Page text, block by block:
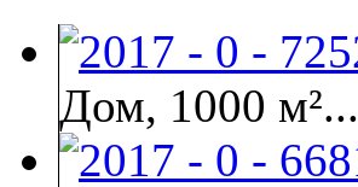
Дом, 1000 м²...